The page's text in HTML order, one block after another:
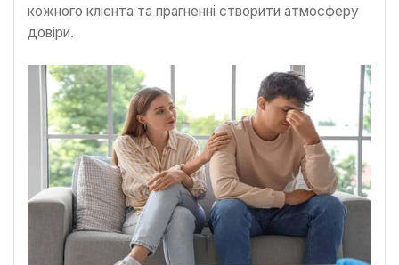
кожного клієнта та прагненні створити атмосферу
довіри.